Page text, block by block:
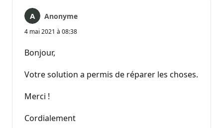
Anonyme
4 mai 2021 à 08:38
Bonjour,
Votre solution a permis de réparer les choses.
Merci !
Cordialement